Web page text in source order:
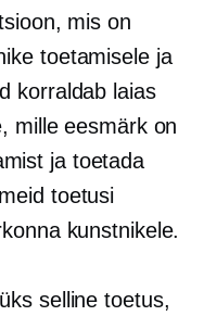
mis on
toetamisele ja
korraldab laias
mille eesmärk on
ja toetada
toetusi
kunstnikele.
selline toetus,